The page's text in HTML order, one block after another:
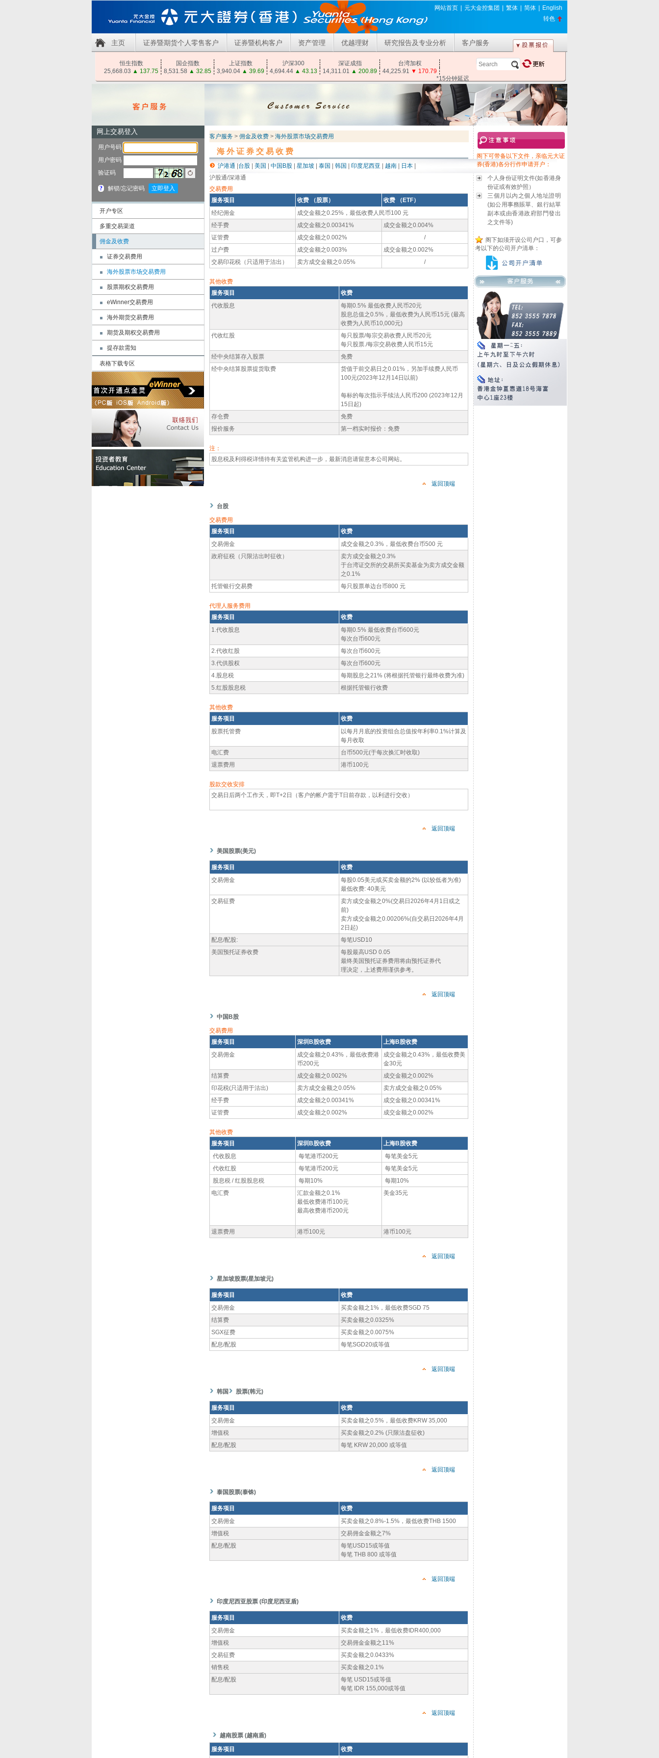
网站首页 元大金控集团 繁体 简体
English
转色
主页 证券暨期货个人零售客户 证券暨机构客户 资产管理 优越理财 研究报告及专业分析 客户服务
恒生指数 国企指数 上证指数 沪深300 深证成指
台湾加权
25,668.03 ▲ 137.75 8,531.58 ▲ 32.85 3,940.04 ▲ 39.69 4,694.44 ▲ 43.13 14,311.01 ▲ 200.89 44,225.91 ▼ 170.79
*15分钟延迟
开户专区
多重交易渠道
佣金及收费
证券交易费用
海外股票市场交易费用
股票期权交易费用
eWinner交易费用
海外期货交易费用
期货及期权交易费用
提存款需知
表格下载专区
客户服务 > 佣金及收费 > 海外股票市场交易费用
海外证券交易收费
沪港通 台股 美国 中国B股 星加坡 泰国 韩国 印度尼西亚 越南 日本
沪股通/深港通
交易费用
服务项目
收费 （股票）
收费 （ETF）
经纪佣金
成交金额之0.25%，最低收费人民币100 元
经手费
成交金额之0.00341%
成交金额之0.004%
证管费
成交金额之0.002%
/
过户费
成交金额之0.003%
成交金额之0.002%
交易印花税（只适用于沽出）
卖方成交金额之0.05% /
其他收费
服务项目
收费
代收股息
每期0.5% 最低收费人民币20元
股息总值之0.5%，最低收费为人民币15元 (最高
收费为人民币10,000元)
代收红股
每只股票/每宗交易收费人民币20元
每只股票./每宗交易收费人民币15元
经中央结算存入股票
免费
经中央结算股票提货取费
货值于前交易日之0.01%，另加手续费人民币
100元(2023年12月14日以前)
每标的每次指示手续法人民币200 (2023年12月
15日起)
存仓费
免费
报价服务
第一档实时报价：免费
注：
股息税及利得税详情待有关监管机构进一步，最新消息请留意本公司网站。
返回顶端
台股
交易费用
服务项目
收费
交易佣金
成交金额之0.3%，最低收费台币500 元
政府征税（只限沽出时征收）
卖方成交金额之0.3%
于台湾证交所的交易所买卖基金为卖方成交金额
之0.1%
托管银行交易费
每只股票单边台币800 元
代理人服务费用
服务项目
收费
1.代收股息
每期0.5% 最低收费台币600元
每次台币600元
2.代收红股
每次台币600元
3.代供股权
每次台币600元
4.股息税
每期股息之21% (将根据托管银行最终收费为准)
5.红股股息税
根据托管银行收费
其他收费
服务项目
收费
股票托管费
以每月月底的投资组合总值按年利率0.1%计算及
每月收取
电汇费
台币500元(于每次换汇时收取)
退票费用
港币100元
股款交收安排
交易日后两个工作天，即T+2日（客户的帐户需于T日前存款，以利进行交收）
返回顶端
美国股票(美元)
服务项目
收费
交易佣金
每股0.05美元或买卖金额的2% (以较低者为准)
最低收费: 40美元
交易征费
卖方成交金额之0%(交易日2026年4月1日或之
前)
卖方成交金额之0.00206%(自交易日2026年4月
2日起)
配息/配股:
每笔USD10
美国预托证券收费
每股最高USD 0.05
最终美国预托证券费用将由预托证券代
理决定，上述费用谨供参考。
返回顶端
中国B股
交易费用
服务项目
深圳B股收费
上海B股收费
交易佣金
成交金额之0.43%，最低收费港
币200元
成交金额之0.43%，最低收费美
金30元
结算费
成交金额之0.002%
成交金额之0.002%
印花税(只适用于沽出)
卖方成交金额之0.05%
卖方成交金额之0.05%
经手费
成交金额之0.00341%
成交金额之0.00341%
证管费
成交金额之0.002% 成交金额之0.002%
其他收费
服务项目
深圳B股收费
上海B股收费
代收股息
每笔港币200元
每笔美金5元
代收红股
每笔港币200元
每笔美金5元
股息税 / 红股股息税
每期10%
每期10%
电汇费
汇款金额之0.1%
最低收费港币100元
最高收费港币200元
美金35元
退票费用 港币100元 港币100元
返回顶端
星加坡股票(星加坡元)
服务项目
收费
交易佣金
买卖金额之1%，最低收费SGD 75
结算费
买卖金额之0.0325%
SGX征费
买卖金额之0.0075%
配息/配股
每笔SGD20或等值
返回顶端
韩国 股票(韩元)
服务项目
收费
交易佣金
买卖金额之0.5%，最低收费KRW 35,000
增值税
买卖金额之0.2% (只限沽盘征收)
配息/配股
每笔 KRW 20,000 或等值
返回顶端
泰国股票(泰铢)
服务项目
收费
交易佣金
买卖金额之0.8%-1.5%，最低收费THB 1500
增值税
交易佣金金额之7%
配息/配股
每笔USD15或等值
每笔 THB 800 或等值
返回顶端
印度尼西亚股票 (印度尼西亚盾)
服务项目
收费
交易佣金
买卖金额之1%，最低收费IDR400,000
增值税
交易佣金金额之11%
交易征费
买卖金额之0.0433%
销售税
买卖金额之0.1%
配息/配股
每笔 USD15或等值
每笔 IDR 155,000或等值
返回顶端
越南股票 (越南盾)
服务项目
收费
阁下可带备以下文件，亲临元大证
券(香港)各分行作申请开户：
个人身份证明文件(如香港身
份证或有效护照）
三個月以內之個人地址證明
(如公用事務賬單、銀行結單
副本或由香港政府部門發出
之文件等)
阁下如须开设公司户口，可参
考以下的公司开户清单：